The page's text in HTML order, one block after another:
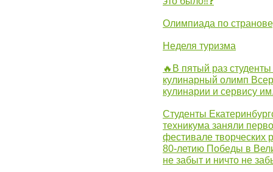
Олимпиада по
Неделя туризма
🔥В пятый раз
кулинарный олимп
кулинарии и сервису
Студенты
техникума заняли
фестивале
80-летию Победы в
не забыт и ничто не